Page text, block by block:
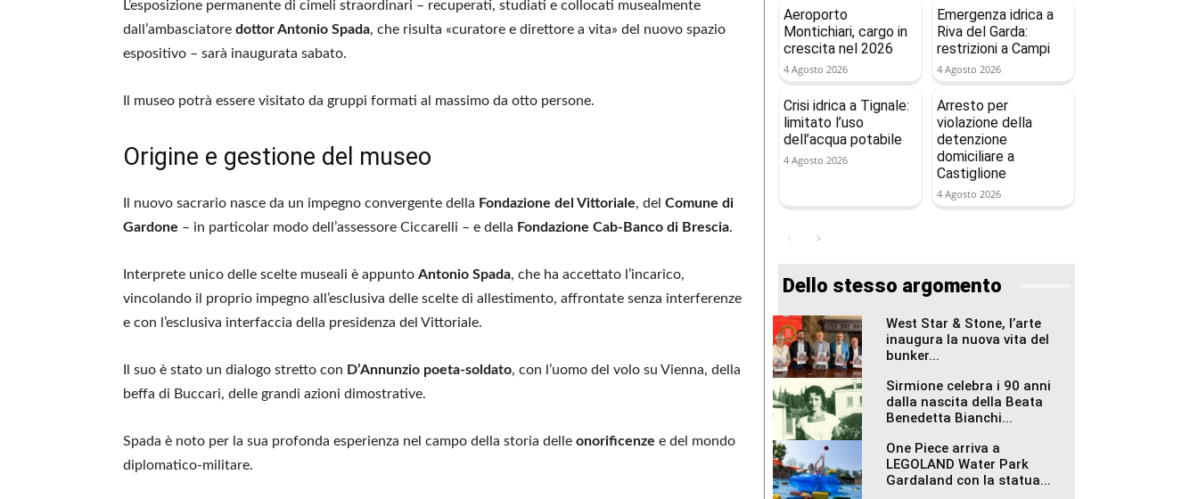
L’esposizione permanente di cimeli straordinari – recuperati, studiati e collocati musealmente
dall’ambasciatore dottor Antonio Spada, che risulta «curatore e direttore a vita» del nuovo spazio
espositivo – sarà inaugurata sabato.
Il museo potrà essere visitato da gruppi formati al massimo da otto persone.
Origine e gestione del museo
Il nuovo sacrario nasce da un impegno convergente della Fondazione del Vittoriale, del Comune di
Gardone – in particolar modo dell’assessore Ciccarelli – e della Fondazione Cab-Banco di Brescia.
Interprete unico delle scelte museali è appunto Antonio Spada, che ha accettato l’incarico,
vincolando il proprio impegno all’esclusiva delle scelte di allestimento, affrontate senza interferenze
e con l’esclusiva interfaccia della presidenza del Vittoriale.
Il suo è stato un dialogo stretto con D’Annunzio poeta-soldato, con l’uomo del volo su Vienna, della
beffa di Buccari, delle grandi azioni dimostrative.
Spada è noto per la sua profonda esperienza nel campo della storia delle onorificenze e del mondo
diplomatico-militare.
Aeroporto
Montichiari, cargo in
crescita nel 2026
4 Agosto 2026
Emergenza idrica a
Riva del Garda:
restrizioni a Campi
4 Agosto 2026
Crisi idrica a Tignale:
limitato l’uso
dell’acqua potabile
4 Agosto 2026
Arresto per
violazione della
detenzione
domiciliare a
Castiglione
4 Agosto 2026
Dello stesso argomento
West Star & Stone, l’arte
inaugura la nuova vita del
bunker...
Sirmione celebra i 90 anni
dalla nascita della Beata
Benedetta Bianchi...
One Piece arriva a
LEGOLAND Water Park
Gardaland con la statua...